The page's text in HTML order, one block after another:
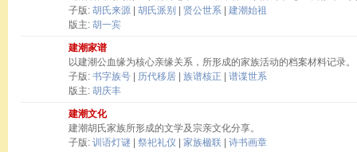
子版: 胡氏来源 胡氏派别 贤公世系
建潮始祖
版主: 胡一宾
建潮家谱
以建潮公血缘为核心亲缘关系，所形成的家族活动的档案材料记录。
子版: 书字族号 历代移居 族谱核正
谱谍世系
版主: 胡庆丰
建潮文化
建潮胡氏家族所形成的文学及宗亲文化分享。
子版: 训语灯谜 祭祀礼仪 家族楹联
诗书画章